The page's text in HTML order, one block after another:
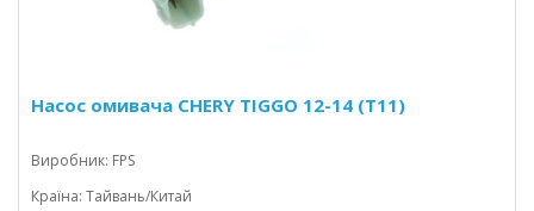
Насос омивача CHERY TIGGO 12-14 (T11)
Виробник: FPS
Країна: Тайвань/Китай